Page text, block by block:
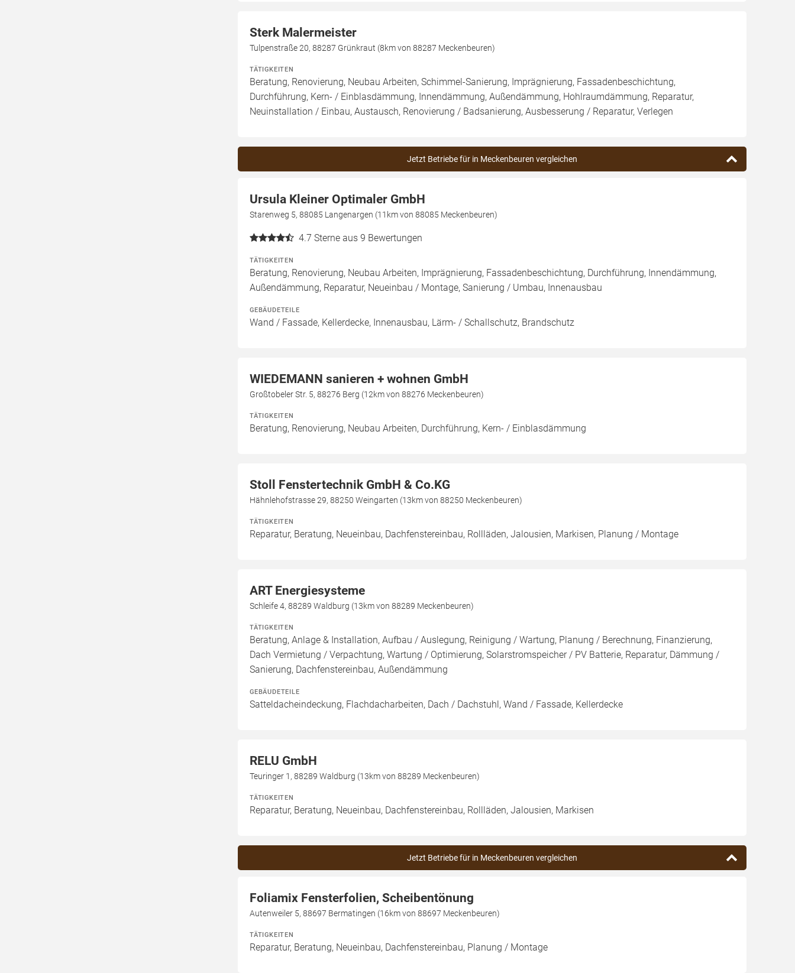
Sterk Malermeister
Tulpenstraße 20, 88287 Grünkraut (8km von 88287 Meckenbeuren)
TÄTIGKEITEN
Beratung, Renovierung, Neubau Arbeiten, Schimmel-Sanierung, Imprägnierung, Fassadenbeschichtung,
Durchführung, Kern- / Einblasdämmung, Innendämmung, Außendämmung, Hohlraumdämmung, Reparatur,
Neuinstallation / Einbau, Austausch, Renovierung / Badsanierung, Ausbesserung / Reparatur, Verlegen
Jetzt Betriebe für in Meckenbeuren vergleichen
Ursula Kleiner Optimaler GmbH
Starenweg 5, 88085 Langenargen (11km von 88085 Meckenbeuren)
4.7 Sterne aus 9 Bewertungen
TÄTIGKEITEN
Beratung, Renovierung, Neubau Arbeiten, Imprägnierung, Fassadenbeschichtung, Durchführung, Innendämmung,
Außendämmung, Reparatur, Neueinbau / Montage, Sanierung / Umbau, Innenausbau
GEBÄUDETEILE
Wand / Fassade, Kellerdecke, Innenausbau, Lärm- / Schallschutz, Brandschutz
WIEDEMANN sanieren + wohnen GmbH
Großtobeler Str. 5, 88276 Berg (12km von 88276 Meckenbeuren)
TÄTIGKEITEN
Beratung, Renovierung, Neubau Arbeiten, Durchführung, Kern- / Einblasdämmung
Stoll Fenstertechnik GmbH & Co.KG
Hähnlehofstrasse 29, 88250 Weingarten (13km von 88250 Meckenbeuren)
TÄTIGKEITEN
Reparatur, Beratung, Neueinbau, Dachfenstereinbau, Rollläden, Jalousien, Markisen, Planung / Montage
ART Energiesysteme
Schleife 4, 88289 Waldburg (13km von 88289 Meckenbeuren)
TÄTIGKEITEN
Beratung, Anlage & Installation, Aufbau / Auslegung, Reinigung / Wartung, Planung / Berechnung, Finanzierung,
Dach Vermietung / Verpachtung, Wartung / Optimierung, Solarstromspeicher / PV Batterie, Reparatur, Dämmung /
Sanierung, Dachfenstereinbau, Außendämmung
GEBÄUDETEILE
Satteldacheindeckung, Flachdacharbeiten, Dach / Dachstuhl, Wand / Fassade, Kellerdecke
RELU GmbH
Teuringer 1, 88289 Waldburg (13km von 88289 Meckenbeuren)
TÄTIGKEITEN
Reparatur, Beratung, Neueinbau, Dachfenstereinbau, Rollläden, Jalousien, Markisen
Jetzt Betriebe für in Meckenbeuren vergleichen
Foliamix Fensterfolien, Scheibentönung
Autenweiler 5, 88697 Bermatingen (16km von 88697 Meckenbeuren)
TÄTIGKEITEN
Reparatur, Beratung, Neueinbau, Dachfenstereinbau, Planung / Montage